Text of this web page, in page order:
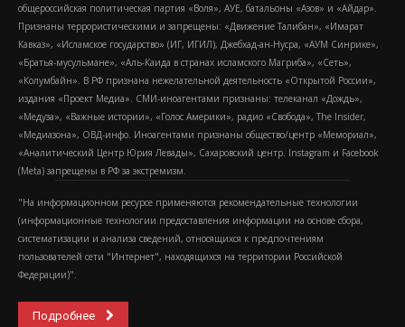
общероссийская политическая партия «Воля», АУЕ, батальоны «Азов» и «Айдар».
Признаны террористическими и запрещены: «Движение Талибан», «Имарат
Кавказ», «Исламское государство» (ИГ, ИГИЛ), Джебхад-ан-Нусра, «АУМ Синрике»,
«Братья-мусульмане», «Аль-Каида в странах исламского Магриба», «Сеть»,
«Колумбайн». В РФ признана нежелательной деятельность «Открытой России»,
издания «Проект Медиа». СМИ-иноагентами признаны: телеканал «Дождь»,
«Медуза», «Важные истории», «Голос Америки», радио «Свобода», The Insider,
«Медиазона», ОВД-инфо. Иноагентами признаны общество/центр «Мемориал»,
«Аналитический Центр Юрия Левады», Сахаровский центр. Instagram и Facebook
(Metа) запрещены в РФ за экстремизм.
"На информационном ресурсе применяются рекомендательные технологии
(информационные технологии предоставления информации на основе сбора,
систематизации и анализа сведений, относящихся к предпочтениям
пользователей сети "Интернет", находящихся на территории Российской
Федерации)".
Подробнее